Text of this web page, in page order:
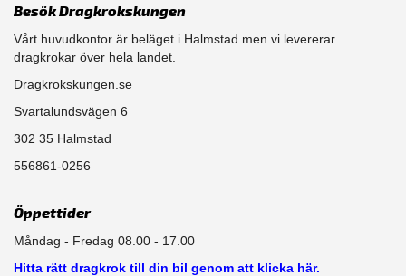
Besök Dragkrokskungen
Vårt huvudkontor är beläget i Halmstad men vi levererar
dragkrokar över hela landet.
Dragkrokskungen.se
Svartalundsvägen 6
302 35 Halmstad
556861-0256
Öppettider
Måndag - Fredag 08.00 - 17.00
Hitta rätt dragkrok till din bil genom att klicka här.